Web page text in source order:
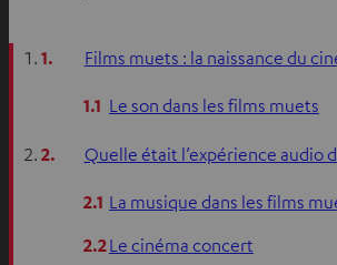
1. Films muets : la naissance du
1.1 Le son dans les films muets
2. Quelle était l’expérience audio
2.1 La musique dans les films
2.2Le cinéma concert